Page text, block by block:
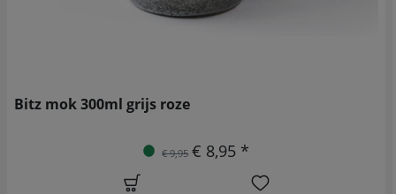
Bitz mok 300ml grijs roze
€ 9,95 € 8,95 *